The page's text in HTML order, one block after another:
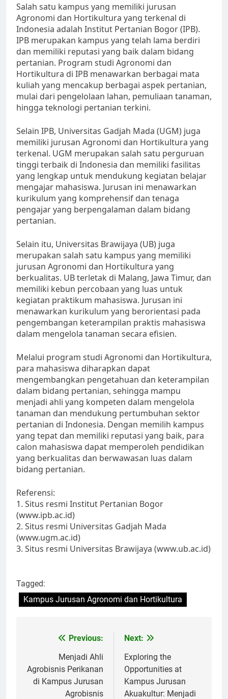
Salah satu kampus yang memiliki jurusan
Agronomi dan Hortikultura yang terkenal di
Indonesia adalah Institut Pertanian Bogor (IPB).
IPB merupakan kampus yang telah lama berdiri
dan memiliki reputasi yang baik dalam bidang
pertanian. Program studi Agronomi dan
Hortikultura di IPB menawarkan berbagai mata
kuliah yang mencakup berbagai aspek pertanian,
mulai dari pengelolaan lahan, pemuliaan tanaman,
hingga teknologi pertanian terkini.
Selain IPB, Universitas Gadjah Mada (UGM) juga
memiliki jurusan Agronomi dan Hortikultura yang
terkenal. UGM merupakan salah satu perguruan
tinggi terbaik di Indonesia dan memiliki fasilitas
yang lengkap untuk mendukung kegiatan belajar
mengajar mahasiswa. Jurusan ini menawarkan
kurikulum yang komprehensif dan tenaga
pengajar yang berpengalaman dalam bidang
pertanian.
Selain itu, Universitas Brawijaya (UB) juga
merupakan salah satu kampus yang memiliki
jurusan Agronomi dan Hortikultura yang
berkualitas. UB terletak di Malang, Jawa Timur, dan
memiliki kebun percobaan yang luas untuk
kegiatan praktikum mahasiswa. Jurusan ini
menawarkan kurikulum yang berorientasi pada
pengembangan keterampilan praktis mahasiswa
dalam mengelola tanaman secara efisien.
Melalui program studi Agronomi dan Hortikultura,
para mahasiswa diharapkan dapat
mengembangkan pengetahuan dan keterampilan
dalam bidang pertanian, sehingga mampu
menjadi ahli yang kompeten dalam mengelola
tanaman dan mendukung pertumbuhan sektor
pertanian di Indonesia. Dengan memilih kampus
yang tepat dan memiliki reputasi yang baik, para
calon mahasiswa dapat memperoleh pendidikan
yang berkualitas dan berwawasan luas dalam
bidang pertanian.
Referensi:
1. Situs resmi Institut Pertanian Bogor
(www.ipb.ac.id)
2. Situs resmi Universitas Gadjah Mada
(www.ugm.ac.id)
3. Situs resmi Universitas Brawijaya (www.ub.ac.id)
Tagged:
Kampus Jurusan Agronomi dan Hortikultura
navigation
Previous:
Menjadi Ahli
Agrobisnis Perikanan
di Kampus Jurusan
Agrobisnis
Next:
Exploring the
Opportunities at
Kampus Jurusan
Akuakultur: Menjadi